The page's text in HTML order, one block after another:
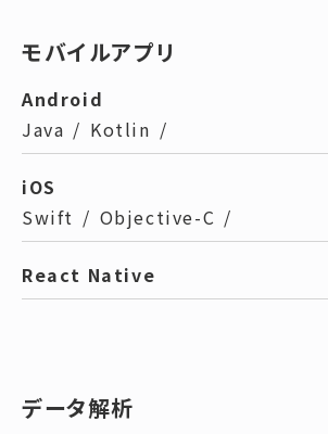
モバイルアプリ
Android
Java / Kotlin /
iOS
Swift / Objective-C /
React Native
データ解析